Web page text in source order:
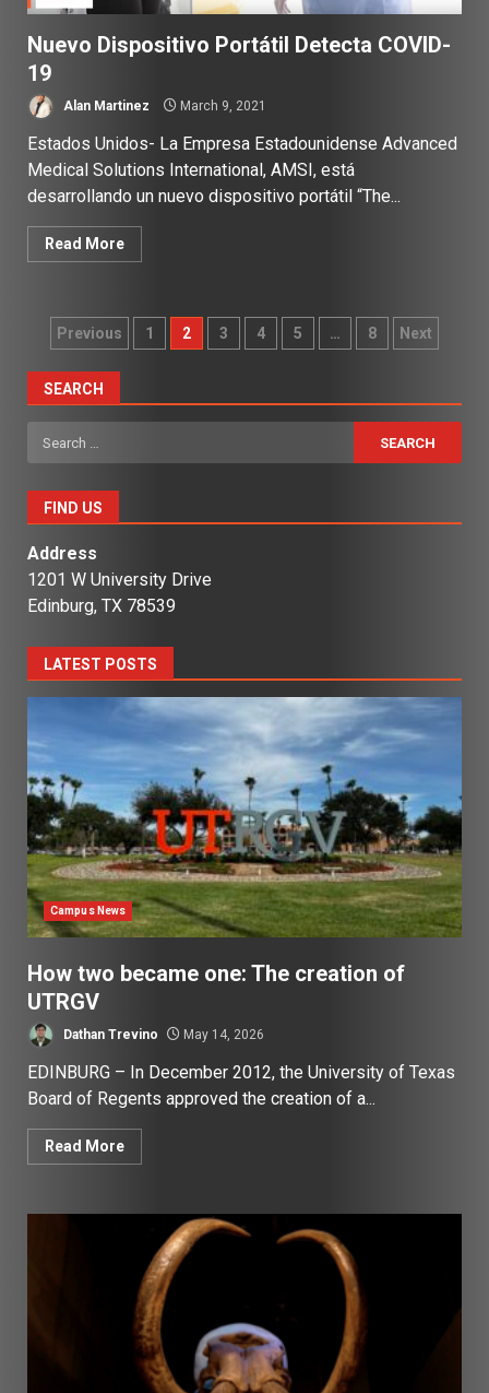
Nuevo Dispositivo Portátil Detecta COVID-
19
Alan Martinez March 9, 2021
Estados Unidos- La Empresa Estadounidense Advanced
Medical Solutions International, AMSI, está
desarrollando un nuevo dispositivo portátil “The...
Read More
Posts
pagination
Previous 1 2 3 4 5 … 8 Next
SEARCH
Search
for:
FIND US
Address
1201 W University Drive
Edinburg, TX 78539
LATEST POSTS
Campus News
How two became one: The creation of
UTRGV
Dathan Trevino May 14, 2026
EDINBURG – In December 2012, the University of Texas
Board of Regents approved the creation of a...
Read More